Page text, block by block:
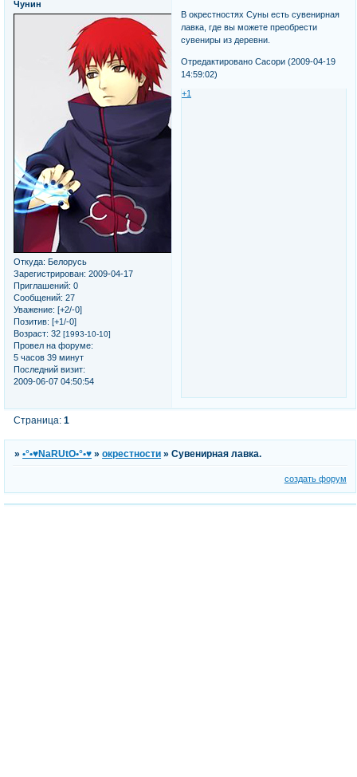
Чунин
Откуда: Белорусь
Зарегистрирован: 2009-04-17
Приглашений: 0
Сообщений: 27
Уважение: [+2/-0]
Позитив: [+1/-0]
Возраст: 32 [1993-10-10]
Провел на форуме:
5 часов 39 минут
Последний визит:
2009-06-07 04:50:54
В окрестностях Суны есть сувенирная
лавка, где вы можете преобрести
сувениры из деревни.
Отредактировано Сасори (2009-04-19
14:59:02)
+1
Страница:1
»•°•♥NaRUtO•°•♥ »окрестности »Сувенирная лавка.
создать форум